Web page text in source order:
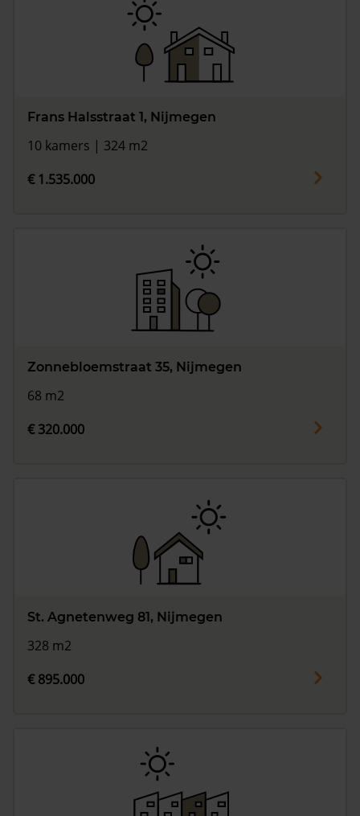
Frans Halsstraat 1, Nijmegen
10 kamers | 324 m2
€ 1.535.000
Zonnebloemstraat 35, Nijmegen
68 m2
€ 320.000
St. Agnetenweg 81, Nijmegen
328 m2
€ 895.000